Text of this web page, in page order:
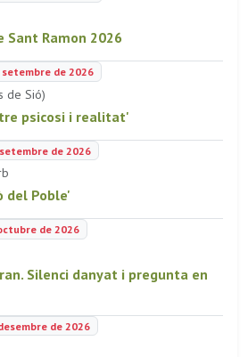
Ramon 2026
setembre de 2026
de Sió)
psicosi i realitat'
de 2026
del Poble'
de 2026
Silenci danyat i pregunta en
de 2026